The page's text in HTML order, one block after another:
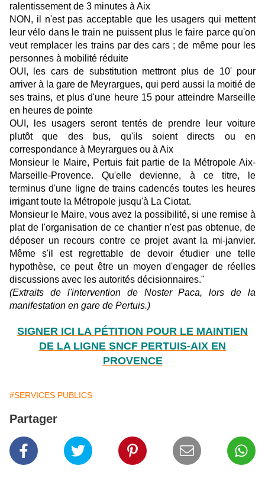
ralentissement de 3 minutes à Aix
NON, il n'est pas acceptable que les usagers qui mettent
leur vélo dans le train ne puissent plus le faire parce qu'on
veut remplacer les trains par des cars ; de même pour les
personnes à mobilité réduite
OUI, les cars de substitution mettront plus de 10' pour
arriver à la gare de Meyrargues, qui perd aussi la moitié de
ses trains, et plus d'une heure 15 pour atteindre Marseille
en heures de pointe
OUI, les usagers seront tentés de prendre leur voiture
plutôt que des bus, qu'ils soient directs ou en
correspondance à Meyrargues ou à Aix
Monsieur le Maire, Pertuis fait partie de la Métropole Aix-
Marseille-Provence. Qu'elle devienne, à ce titre, le
terminus d'une ligne de trains cadencés toutes les heures
irrigant toute la Métropole jusqu'à La Ciotat.
Monsieur le Maire, vous avez la possibilité, si une remise à
plat de l'organisation de ce chantier n'est pas obtenue, de
déposer un recours contre ce projet avant la mi-janvier.
Même s'il est regrettable de devoir étudier une telle
hypothèse, ce peut être un moyen d'engager de réelles
discussions avec les autorités décisionnaires."
(Extraits de l'intervention de Noster Paca, lors de la
manifestation en gare de Pertuis.)
SIGNER ICI LA PÉTITION POUR LE MAINTIEN
DE LA LIGNE SNCF PERTUIS-AIX EN
PROVENCE
#SERVICES PUBLICS
Partager